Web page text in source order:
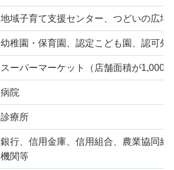
地域子育て支援センター、つどいの広場
幼稚園・保育園、認定こども園、認可外
スーパーマーケット（店舗面積が1,000
病院
診療所
銀行、信用金庫、信用組合、農業協同組
機関等